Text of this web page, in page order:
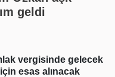
geldi
vergisinde gelecek
için esas alınacak